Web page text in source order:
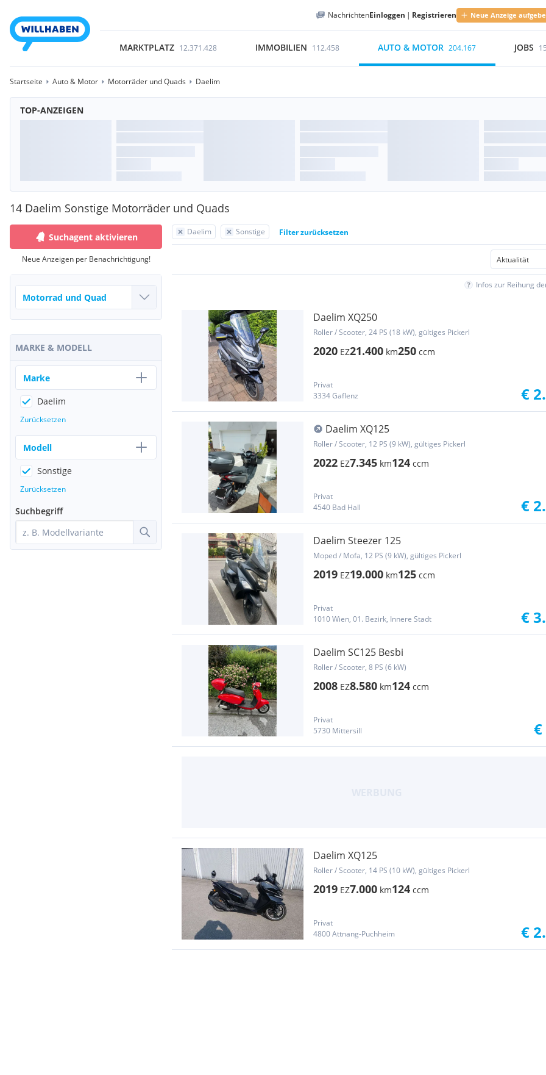
NachrichtenEinloggen | Registrieren Neue Anzeige
MARKTPLATZ 12.371.428 IMMOBILIEN 112.458 AUTO & MOTOR 204.167 JOBS
Startseite Auto & Motor Motorräder und Quads Daelim
TOP-ANZEIGEN
14 Daelim Sonstige Motorräder und Quads
Daelim Sonstige Filter zurücksetzen
Infos zur Reihung
Daelim XQ250
Roller / Scooter, 24 PS (18 kW), gültiges Pickerl
2020 EZ21.400 km250 ccm
Privat
3334 Gaflenz
€
Daelim XQ125
Roller / Scooter, 12 PS (9 kW), gültiges Pickerl
2022 EZ7.345 km124 ccm
Privat
4540 Bad Hall
€
Daelim Steezer 125
Moped / Mofa, 12 PS (9 kW), gültiges Pickerl
2019 EZ19.000 km125 ccm
Privat
1010 Wien, 01. Bezirk, Innere Stadt
€
Daelim SC125 Besbi
Roller / Scooter, 8 PS (6 kW)
2008 EZ8.580 km124 ccm
Privat
5730 Mittersill
€
Daelim XQ125
Roller / Scooter, 14 PS (10 kW), gültiges Pickerl
2019 EZ7.000 km124 ccm
Privat
4800 Attnang-Puchheim
€
Suchagent aktivieren
Neue Anzeigen per Benachrichtigung!
MARKE & MODELL
Marke
Daelim
Zurücksetzen
Modell
Sonstige
Zurücksetzen
Suchbegriff